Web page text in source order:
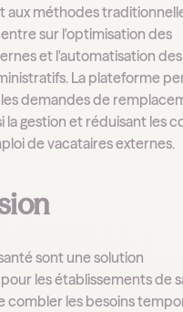
aux méthodes
sur l'optimisation des
et l'automatisation des
La plateforme
demandes de
la gestion et réduisant les
de vacataires externes.
sont une solution
les établissements de
combler les besoins